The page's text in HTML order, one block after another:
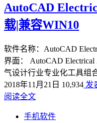
AutoCAD
载|兼容WIN10
软件名称：AutoCAD
界面： AutoCAD
气设计行业专业化工具组
2018年11月21日 10,934 发
阅读全文
手机软件